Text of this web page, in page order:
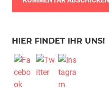
HIER FINDET IHR UNS!